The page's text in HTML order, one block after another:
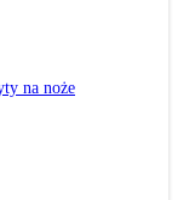
na noże